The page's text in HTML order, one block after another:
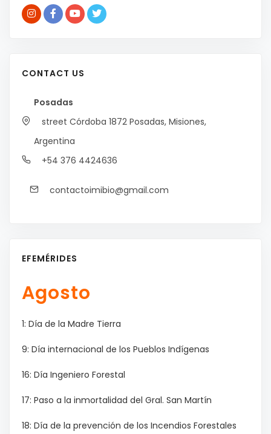
CONTACT US
Posadas
street Córdoba 1872 Posadas, Misiones,
Argentina
+54 376 4424636
contactoimibio@gmail.com
EFEMÉRIDES
Agosto
1: Día de la Madre Tierra
9: Día internacional de los Pueblos Indígenas
16: Día Ingeniero Forestal
17: Paso a la inmortalidad del Gral. San Martín
18: Día de la prevención de los Incendios Forestales